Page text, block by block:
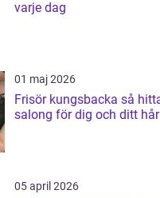
varje dag
01 maj 2026
Frisör kungsbacka så hittar du rätt
salong för dig och ditt hår
05 april 2026